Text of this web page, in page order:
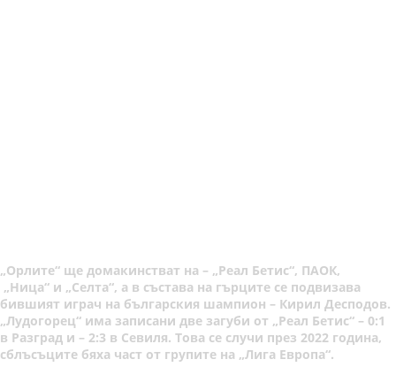
„Орлите“ ще домакинстват на – „Реал Бетис“, ПАОК,
„Ница“ и „Селта“, а в състава на гърците се подвизава
бившият играч на българския шампион – Кирил Десподов.
„Лудогорец“ има записани две загуби от „Реал Бетис“ – 0:1
в Разград и – 2:3 в Севиля. Това се случи през 2022 година,
сблъсъците бяха част от групите на „Лига Европа“.